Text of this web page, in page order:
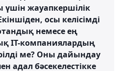
үшін жауапкершілік
осы келісімді
немесе ең
IT-компаниялардың
ме? Оны дайындау
адал бәсекелестікке